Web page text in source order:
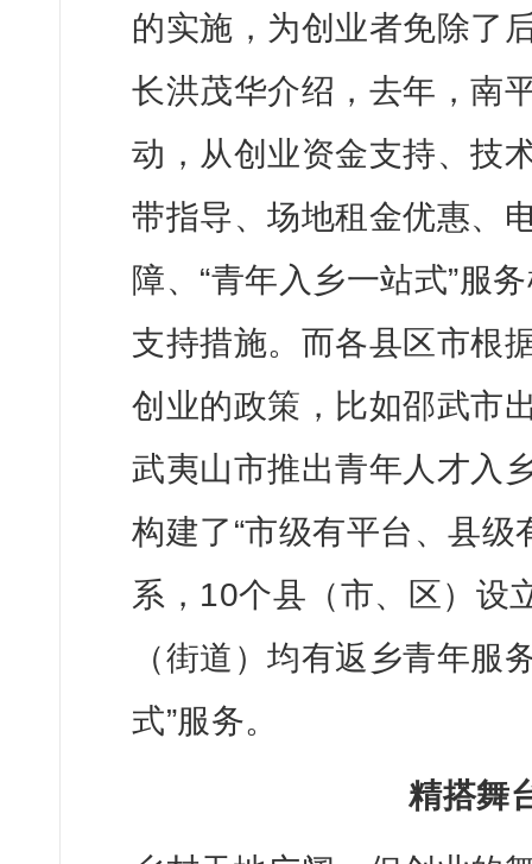
的实施，为创业者免除了
长洪茂华介绍，去年，南
动，从创业资金支持、技
带指导、场地租金优惠、
障、“青年入乡一站式”服
支持措施。而各县区市根
创业的政策，比如邵武市
武夷山市推出青年人才入
构建了“市级有平台、县
系，10个县（市、区）设
（街道）均有返乡青年服
式”服务。
精搭舞